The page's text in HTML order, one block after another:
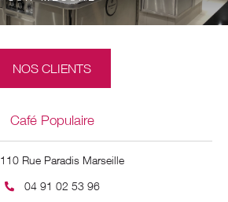
NOS CLIENTS
Café Populaire
110 Rue Paradis Marseille
04 91 02 53 96